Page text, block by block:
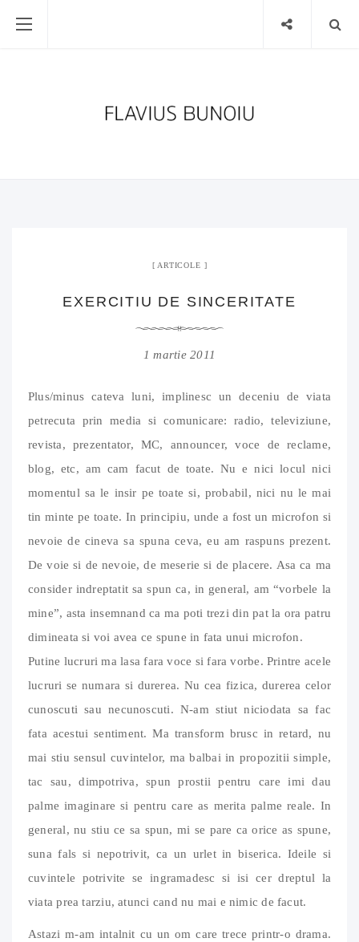
ARTICOLE
EXERCITIU DE SINCERITATE
1 martie 2011
Plus/minus cateva luni, implinesc un deceniu de viata
petrecuta prin media si comunicare: radio, televiziune,
revista, prezentator, MC, announcer, voce de reclame,
blog, etc, am cam facut de toate. Nu e nici locul nici
momentul sa le insir pe toate si, probabil, nici nu le mai
tin minte pe toate. In principiu, unde a fost un microfon si
nevoie de cineva sa spuna ceva, eu am raspuns prezent.
De voie si de nevoie, de meserie si de placere. Asa ca ma
consider indreptatit sa spun ca, in general, am “vorbele la
mine”, asta insemnand ca ma poti trezi din pat la ora patru
dimineata si voi avea ce spune in fata unui microfon.
Putine lucruri ma lasa fara voce si fara vorbe. Printre acele
lucruri se numara si durerea. Nu cea fizica, durerea celor
cunoscuti sau necunoscuti. N-am stiut niciodata sa fac
fata acestui sentiment. Ma transform brusc in retard, nu
mai stiu sensul cuvintelor, ma balbai in propozitii simple,
tac sau, dimpotriva, spun prostii pentru care imi dau
palme imaginare si pentru care as merita palme reale. In
general, nu stiu ce sa spun, mi se pare ca orice as spune,
suna fals si nepotrivit, ca un urlet in biserica. Ideile si
cuvintele potrivite se ingramadesc si isi cer dreptul la
viata prea tarziu, atunci cand nu mai e nimic de facut.
Astazi m-am intalnit cu un om care trece printr-o drama.